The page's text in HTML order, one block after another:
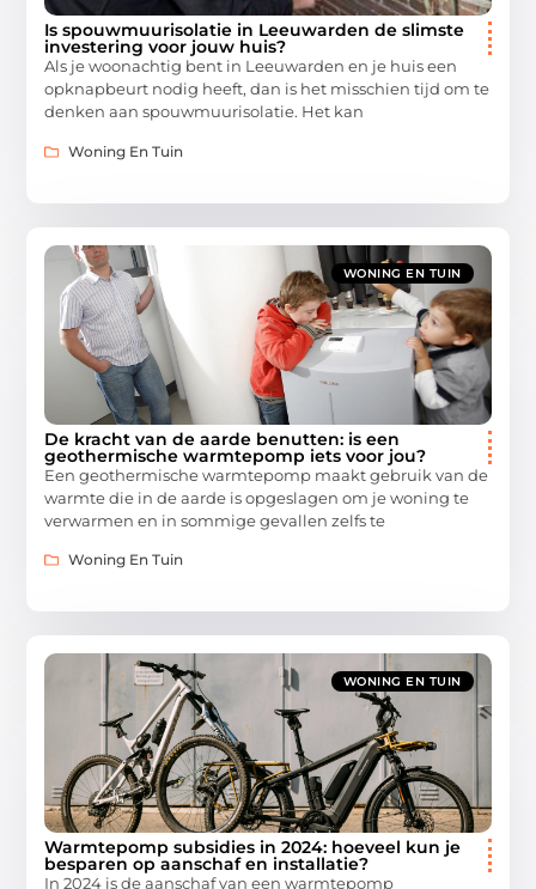
Is spouwmuurisolatie in Leeuwarden de slimste
investering voor jouw huis?
Als je woonachtig bent in Leeuwarden en je huis een
opknapbeurt nodig heeft, dan is het misschien tijd om te
denken aan spouwmuurisolatie. Het kan
Woning En Tuin
WONING EN TUIN
De kracht van de aarde benutten: is een
geothermische warmtepomp iets voor jou?
Een geothermische warmtepomp maakt gebruik van de
warmte die in de aarde is opgeslagen om je woning te
verwarmen en in sommige gevallen zelfs te
Woning En Tuin
WONING EN TUIN
Warmtepomp subsidies in 2024: hoeveel kun je
besparen op aanschaf en installatie?
In 2024 is de aanschaf van een warmtepomp